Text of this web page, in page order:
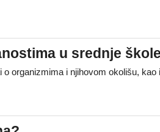
u srednje škole
organizmima i njihovom okolišu,